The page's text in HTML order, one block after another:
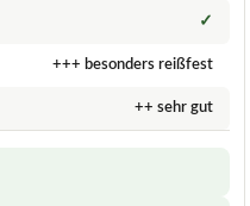
✓
+++ besonders reißfest
++ sehr gut